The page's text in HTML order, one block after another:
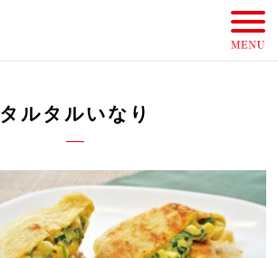
タルタルいなり